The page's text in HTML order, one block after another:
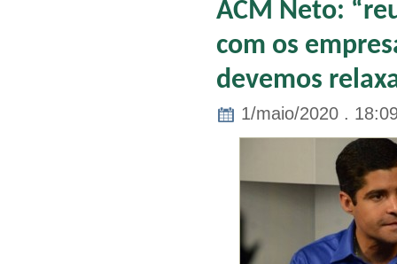
ACM Neto:
com os
devemos
1/maio/2020 .